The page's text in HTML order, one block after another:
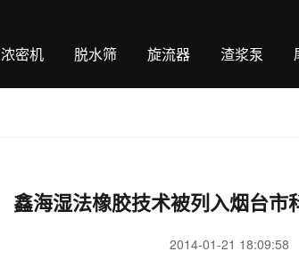
浓密机 脱水筛 旋流器 渣浆泵
鑫海湿法橡胶技术被列入烟台市
2014-01-21 18:09:58